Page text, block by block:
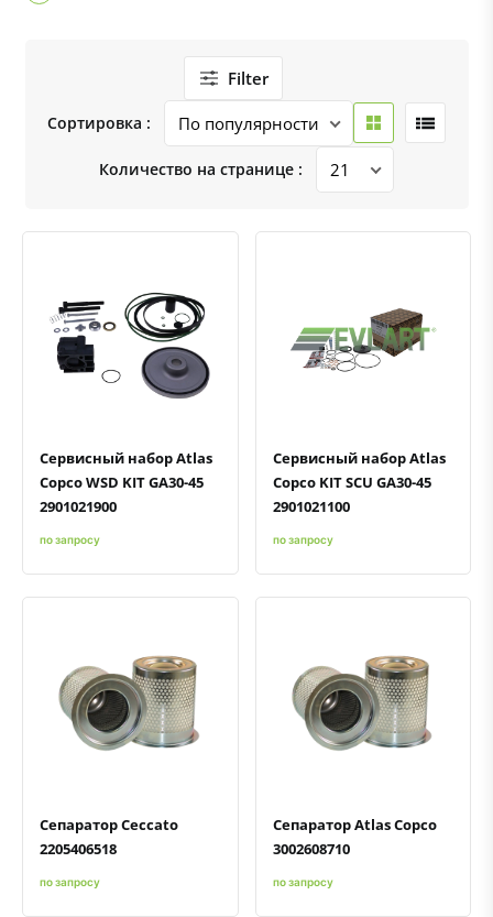
Filter
Сортировка :
Количество на странице :
Быстрый просмотрДобавить к сравнению
Добавить в избранное
Сервисный набор Atlas
Copco WSD KIT GA30-45
2901021900
по запросу
Быстрый просмотрДобавить к сравнению
Сервисный набор Atlas
Copco KIT SCU GA30-45
2901021100
по запросу
Быстрый просмотрДобавить к сравнению
Добавить в избранное
Сепаратор Ceccato
2205406518
по запросу
Быстрый просмотрДобавить к сравнению
Добавить в избранное
Сепаратор Atlas Copco
3002608710
по запросу